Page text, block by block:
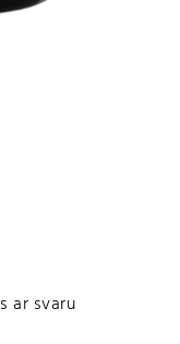
ar svaru